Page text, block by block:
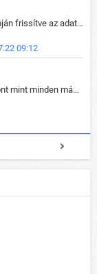
Kártya változások a 36.0.3-as patch alapján frissítve az adatbázisban (képek is cserélve).
09:12
Amióta bejött, csak ezzel játszom. Viszont mint minden más - akár az alapjáték is, ez is baromira összetett lett. Néha már pár kör után is esélytelen az egész. Vagy irreállisan túltápol valaki, vagy lelép a partner, vagy csak hülye mint a segg. És amikor eljönne az én időm, na akkor jön el mindenki másé is. Engem jobban érdekelne, hogy ki milyen ratingen szokott játszani. Na ez lenne egy érdekes adat.